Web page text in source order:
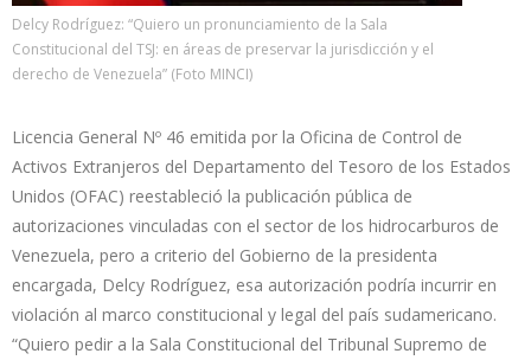
Delcy Rodríguez: “Quiero un pronunciamiento de la Sala
Constitucional del TSJ: en áreas de preservar la jurisdicción y el
derecho de Venezuela” (Foto MINCI)
Licencia General Nº 46 emitida por la Oficina de Control de
Activos Extranjeros del Departamento del Tesoro de los Estados
Unidos (OFAC) reestableció la publicación pública de
autorizaciones vinculadas con el sector de los hidrocarburos de
Venezuela, pero a criterio del Gobierno de la presidenta
encargada, Delcy Rodríguez, esa autorización podría incurrir en
violación al marco constitucional y legal del país sudamericano.
“Quiero pedir a la Sala Constitucional del Tribunal Supremo de